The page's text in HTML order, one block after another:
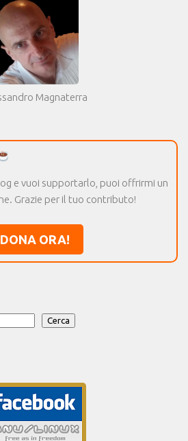
Magnaterra
e vuoi supportarlo, puoi offrirmi un
Grazie per il tuo contributo!
DONA ORA!
Cerca